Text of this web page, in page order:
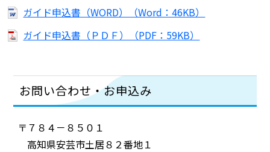
ガイド申込書（WORD）（Word：46KB）
ガイド申込書（ＰＤＦ）（PDF：59KB）
お問い合わせ・お申込み
〒７８４－８５０１
高知県安芸市土居８２番地１